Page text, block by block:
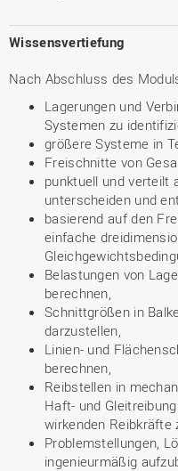
Wissensvertiefung
Nach Abschluss des
Lagerungen und
Systemen zu
größere Systeme in
Freischnitte von
punktuell und verteilt
unterscheiden und
basierend auf den
einfache
Belastungen von
berechnen,
Schnittgrößen in
darzustellen,
Linien- und
berechnen,
Reibstellen in
Haft- und
wirkenden Reibkräfte
Problemstellungen,
ingenieurmäßig